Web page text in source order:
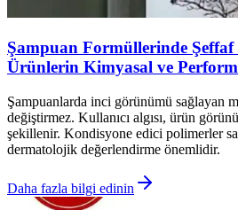
Şampuan Formüllerinde
Ürünlerin Kimyasal ve
Şampuanlarda inci görünümü sağlayan
değiştirmez. Kullanıcı algısı, ürün
şekillenir. Kondisyone edici polimerler
dermatolojik değerlendirme önemlidir.
Daha fazla bilgi edinin